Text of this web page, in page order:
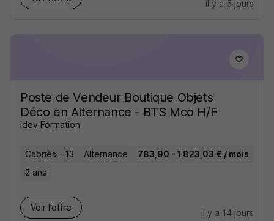
il y a 5 jours
Poste de Vendeur Boutique Objets
Déco en Alternance - BTS Mco H/F
Idev Formation
Cabriès - 13 Alternance
783,90 - 1 823,03 € / mois
2 ans
Voir l’offre
il y a 14 jours